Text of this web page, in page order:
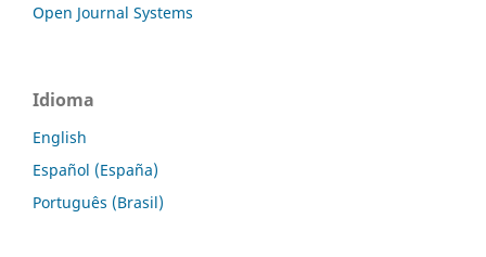
Open Journal Systems
Idioma
English
Español (España)
Português (Brasil)